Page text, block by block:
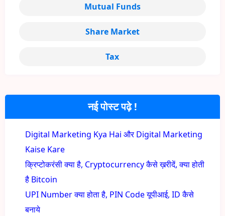
नई पोस्ट पढ़े !
Digital Marketing Kya Hai और Digital Marketing
Kaise Kare
क्रिप्टोकरंसी क्या है, Cryptocurrency कैसे ख़रीदें, क्या होती
है Bitcoin
UPI Number क्या होता है, PIN Code यूपीआई, ID कैसे
बनाये
Mutual Funds
Share Market
Tax